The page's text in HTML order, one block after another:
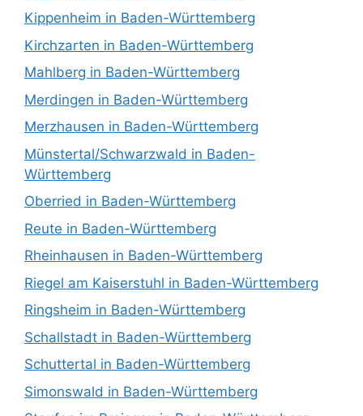
Kippenheim in Baden-Württemberg
Kirchzarten in Baden-Württemberg
Mahlberg in Baden-Württemberg
Merdingen in Baden-Württemberg
Merzhausen in Baden-Württemberg
Münstertal/Schwarzwald in Baden-
Württemberg
Oberried in Baden-Württemberg
Reute in Baden-Württemberg
Rheinhausen in Baden-Württemberg
Riegel am Kaiserstuhl in Baden-Württemberg
Ringsheim in Baden-Württemberg
Schallstadt in Baden-Württemberg
Schuttertal in Baden-Württemberg
Simonswald in Baden-Württemberg